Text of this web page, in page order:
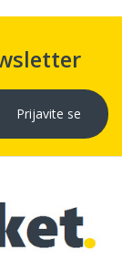
Prijavite se